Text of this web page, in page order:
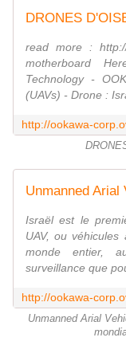
DRONES
read more : http://
motherboard
Technology -
(UAVs) - Drone :
Israël est le
UAV, ou
monde entier,
surveillance que
Unmanned Arial